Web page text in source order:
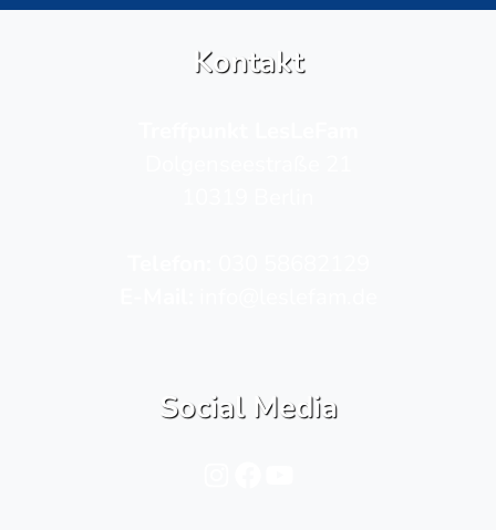
Kontakt
Social Media